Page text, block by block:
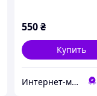
550 ₴
Купить
Интернет-магазин "Дешевле Нет"